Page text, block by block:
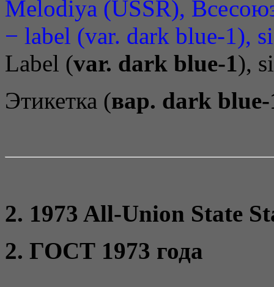
Label (var. dark blue-1),
Этикетка (вар. dark blue-
2. 1973 All-Union State
2. ГОСТ 1973 года